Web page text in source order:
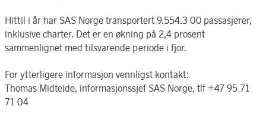
Hittil i år har SAS Norge transportert 9.554.3 00 passasjerer,
inklusive charter. Det er en økning på 2,4 prosent
sammenlignet med tilsvarende periode i fjor.
For ytterligere informasjon vennligst kontakt:
Thomas Midteide, informasjonssjef SAS Norge, tlf +47 95 71
71 04